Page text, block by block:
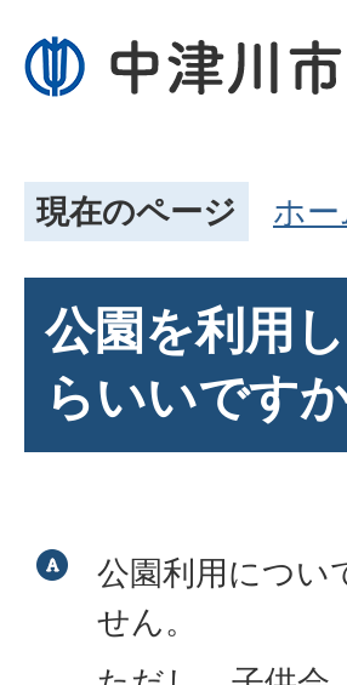
現在のページ ホー
公園を利用
らいいです
公園利用につい
せん。